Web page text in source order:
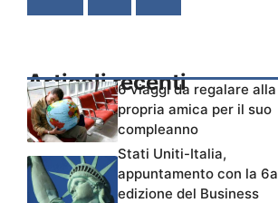
Articoli recenti6 viaggi da regalare alla
propria amica per il suo
compleanno
Stati Uniti-Italia,
appuntamento con la 6a
edizione del Business